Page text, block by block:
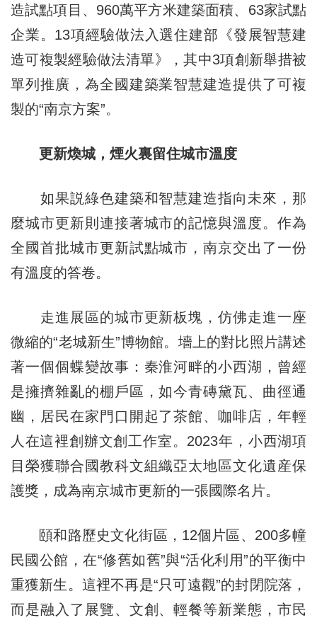
造試點項目、960萬平方米建築面積、63家試點
企業。13項經驗做法入選住建部《發展智慧建
造可複製經驗做法清單》，其中3項創新舉措被
單列推廣，為全國建築業智慧建造提供了可複
製的“南京方案”。
更新煥城，煙火裏留住城市溫度
如果説綠色建築和智慧建造指向未來，那
麼城市更新則連接著城市的記憶與溫度。作為
全國首批城市更新試點城市，南京交出了一份
有溫度的答卷。
走進展區的城市更新板塊，仿佛走進一座
微縮的“老城新生”博物館。墻上的對比照片講述
著一個個蝶變故事：秦淮河畔的小西湖，曾經
是擁擠雜亂的棚戶區，如今青磚黛瓦、曲徑通
幽，居民在家門口開起了茶館、咖啡店，年輕
人在這裡創辦文創工作室。2023年，小西湖項
目榮獲聯合國教科文組織亞太地區文化遺産保
護獎，成為南京城市更新的一張國際名片。
頤和路歷史文化街區，12個片區、200多幢
民國公館，在“修舊如舊”與“活化利用”的平衡中
重獲新生。這裡不再是“只可遠觀”的封閉院落，
而是融入了展覽、文創、輕餐等新業態，市民